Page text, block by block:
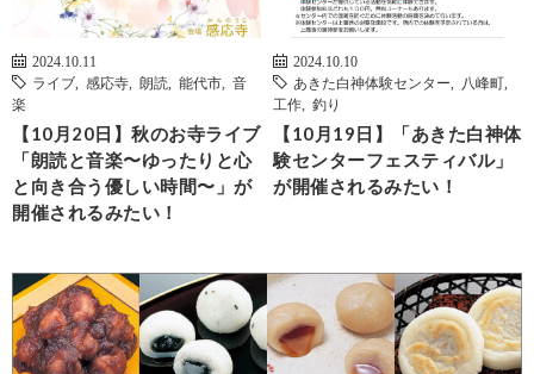
2024.10.11
ライブ
感応寺 朗読 能代市
音
楽
【10月20日】秋のお寺ライブ
「朗読と音楽〜ゆったりと心
と向き合う優しい時間〜」が
開催されるみたい！
2024.10.10
あきた白神体験センター
八峰町
工作
釣り
【10月19日】「あきた白神体
験センターフェスティバル」
が開催されるみたい！